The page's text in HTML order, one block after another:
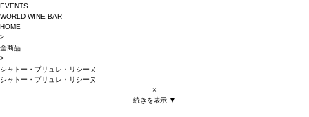
EVENTS
WORLD WINE BAR
HOME
>
全商品
>
シャトー・プリュレ・リシーヌ
シャトー・プリュレ・リシーヌ
×
続きを表示 ▼